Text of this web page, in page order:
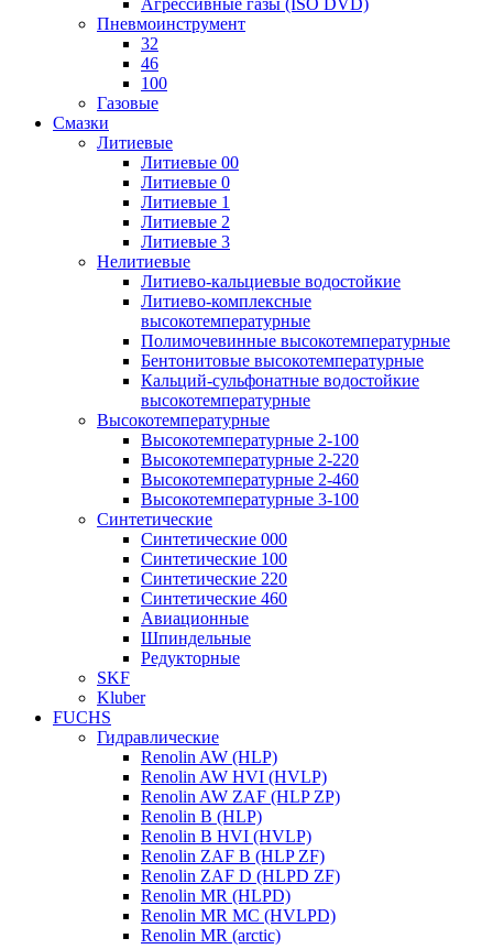
Агрессивные газы (ISO DVD)
Пневмоинструмент
32
46
100
Газовые
Смазки
Литиевые
Литиевые 00
Литиевые 0
Литиевые 1
Литиевые 2
Литиевые 3
Нелитиевые
Литиево-кальциевые водостойкие
Литиево-комплексные
высокотемпературные
Полимочевинные высокотемпературные
Бентонитовые высокотемпературные
Кальций-сульфонатные водостойкие
высокотемпературные
Высокотемпературные
Высокотемпературные 2-100
Высокотемпературные 2-220
Высокотемпературные 2-460
Высокотемпературные 3-100
Синтетические
Синтетические 000
Синтетические 100
Синтетические 220
Синтетические 460
Авиационные
Шпиндельные
Редукторные
SKF
Kluber
FUCHS
Гидравлические
Renolin AW (HLP)
Renolin AW HVI (HVLP)
Renolin AW ZAF (HLP ZP)
Renolin B (HLP)
Renolin B HVI (HVLP)
Renolin ZAF B (HLP ZF)
Renolin ZAF D (HLPD ZF)
Renolin MR (HLPD)
Renolin MR MC (HVLPD)
Renolin MR (arctic)